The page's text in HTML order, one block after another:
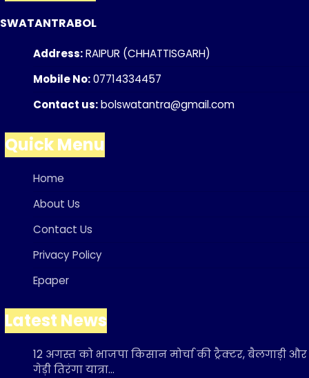
SWATANTRABOL
Address:RAIPUR (CHHATTISGARH)
Mobile No:07714334457
Contact us:bolswatantra@gmail.com
Quick Menu
Home
About Us
Contact Us
Privacy Policy
Epaper
Latest News
12 अगस्त को भाजपा किसान मोर्चा की ट्रैक्टर, बैलगाड़ी और
गेड़ी तिरंगा यात्रा…